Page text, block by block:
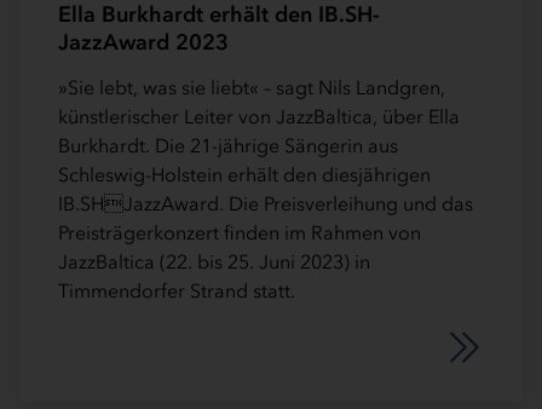
Ella Burkhardt erhält den IB.SH-
JazzAward 2023
»Sie lebt, was sie liebt« – sagt Nils Landgren,
künstlerischer Leiter von JazzBaltica, über Ella
Burkhardt. Die 21-jährige Sängerin aus
Schleswig-Holstein erhält den diesjährigen
IB.SHJazzAward. Die Preisverleihung und das
Preisträgerkonzert finden im Rahmen von
JazzBaltica (22. bis 25. Juni 2023) in
Timmendorfer Strand statt.